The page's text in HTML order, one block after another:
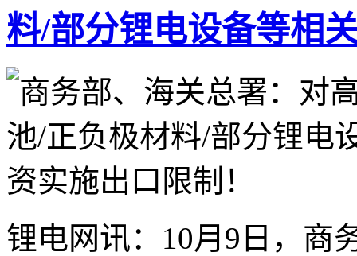
料/部分锂电设备等相
锂电网讯：10月9日，商